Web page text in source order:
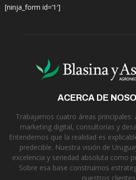
[ninja_form id=’1′]
ACERCA DE
Trabajamos cuatro áreas principales:
marketing digital, consultorías y
Entendemos que la realidad es
predecible. Nuestra visión de
excelencia y seriedad absoluta como
Sobre esa base construimos
nuestros clientes.